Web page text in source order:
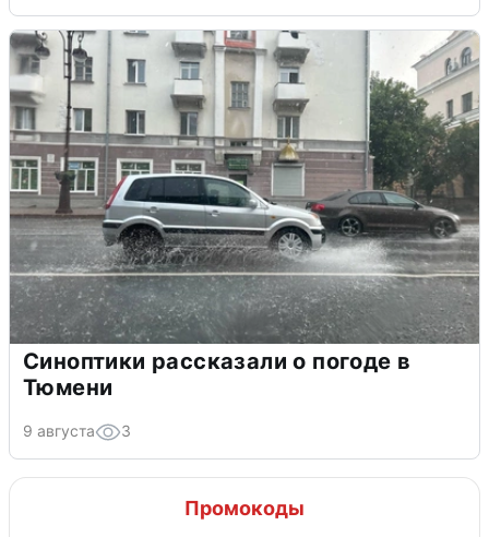
Синоптики рассказали о погоде в
Тюмени
9 августа 3
Промокоды